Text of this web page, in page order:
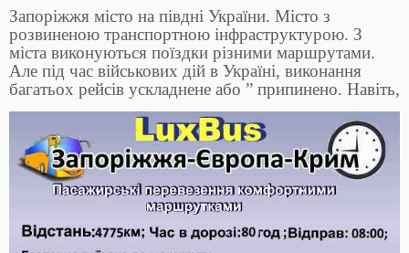
Запоріжжя місто на півдні України. Місто з
розвиненою транспортною інфраструктурою. З
міста виконуються поїздки різними маршрутами.
Але під час військових дій в Україні, виконання
багатьох рейсів ускладнене або ” припинено. Навіть,